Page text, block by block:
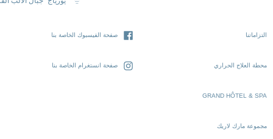
التزاماتنا
محطة العلاج الحراري
GRAND HÔTEL & SPA
مجموعة مارك لاريك
صفحة الفيسبوك الخاصة بنا
صفحة انستغرام الخاصة بنا